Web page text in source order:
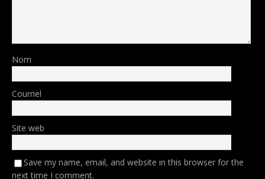
Nom
Courriel
Site web
Save my name, email, and website in this browser for the
next time I comment.